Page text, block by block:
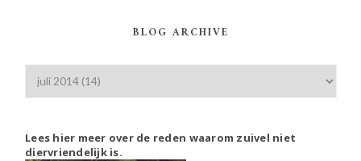
BLOG ARCHIVE
Lees hier meer over de reden waarom zuivel niet
diervriendelijk is.